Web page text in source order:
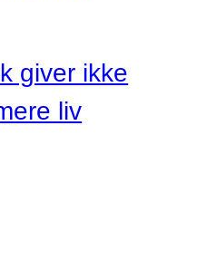
giver ikke
liv